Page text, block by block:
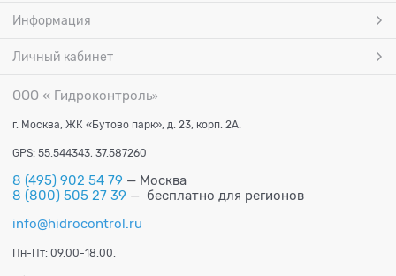
Информация
Личный кабинет
ООО « Гидроконтроль»
г. Москва, ЖК «Бутово парк», д. 23, корп. 2А.
GPS: 55.544343, 37.587260
8 (495) 902 54 79 — Москва
8 (800) 505 27 39 — бесплатно для регионов
info@hidrocontrol.ru
Пн-Пт: 09.00-18.00.